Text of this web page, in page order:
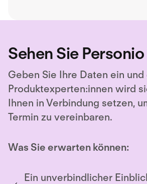
Sehen Sie
Geben Sie Ihre Daten ein
Produktexperten:innen wird
Ihnen in Verbindung setzen,
Termin zu vereinbaren.
Was Sie erwarten können:
Ein unverbindlicher